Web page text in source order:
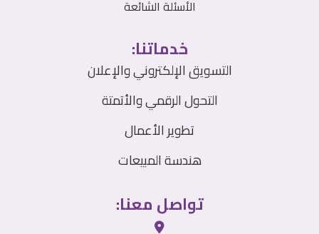
الأسئلة الشائعة
خدماتنا:
التسويق الإلكتروني والإعلان
التحول الرقمي والأتمتة
تطوير الأعمال
هندسة المبيعات
تواصل معنا: